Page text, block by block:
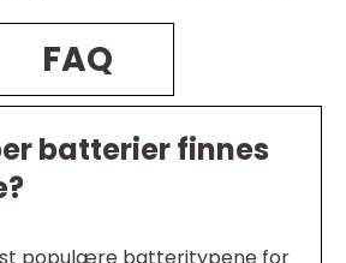
FAQ
batterier finnes